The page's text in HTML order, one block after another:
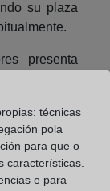
su plaza
presenta
los
y otros.
con la
técnicas
pola
para que o
características.
e para